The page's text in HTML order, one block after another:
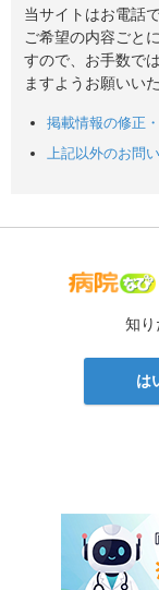
当サイトはお電話
ご希望の内容ごと
すので、お手数で
ますようお願いい
掲載情報の修正
上記以外のお問
知り
は